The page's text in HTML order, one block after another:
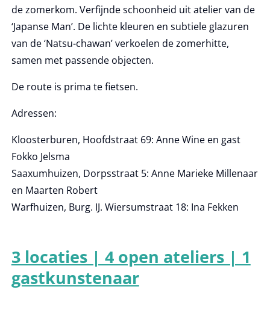
de zomerkom. Verfijnde schoonheid uit atelier van de
‘Japanse Man’. De lichte kleuren en subtiele glazuren
van de ‘Natsu-chawan’ verkoelen de zomerhitte,
samen met passende objecten.
De route is prima te fietsen.
Adressen:
Kloosterburen, Hoofdstraat 69: Anne Wine en gast
Fokko Jelsma
Saaxumhuizen, Dorpsstraat 5: Anne Marieke Millenaar
en Maarten Robert
Warfhuizen, Burg. IJ. Wiersumstraat 18: Ina Fekken
3 locaties | 4 open ateliers | 1
gastkunstenaar